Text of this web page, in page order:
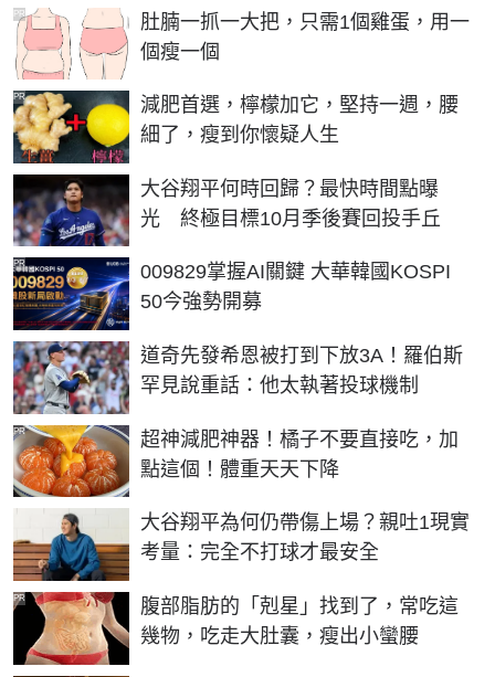
肚腩一抓一大把，只需1個雞蛋，用一
個瘦一個
PR
減肥首選，檸檬加它，堅持一週，腰
細了，瘦到你懷疑人生
PR
大谷翔平何時回歸？最快時間點曝
光 終極目標10月季後賽回投手丘
009829掌握AI關鍵 大華韓國KOSPI
50今強勢開募
PR
道奇先發希恩被打到下放3A！羅伯斯
罕見說重話：他太執著投球機制
超神減肥神器！橘子不要直接吃，加
點這個！體重天天下降
PR
大谷翔平為何仍帶傷上場？親吐1現實
考量：完全不打球才最安全
腹部脂肪的「剋星」找到了，常吃這
幾物，吃走大肚囊，瘦出小蠻腰
PR